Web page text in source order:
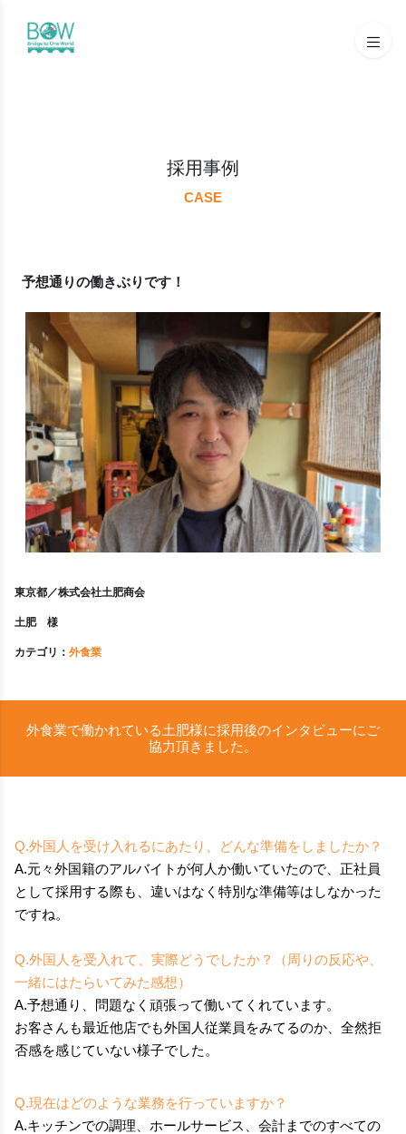
採用事例
CASE
予想通りの働きぶりです！
東京都／株式会社土肥商会
土肥 様
カテゴリ： 外食業
外食業で働かれている土肥様に採用後のインタビューにご
協力頂きました。
Q.外国人を受け入れるにあたり、どんな準備をしましたか？
A.元々外国籍のアルバイトが何人か働いていたので、正社員
として採用する際も、違いはなく特別な準備等はしなかった
ですね。
Q.外国人を受入れて、実際どうでしたか？（周りの反応や、
一緒にはたらいてみた感想）
A.予想通り、問題なく頑張って働いてくれています。
お客さんも最近他店でも外国人従業員をみてるのか、全然拒
否感を感じていない様子でした。
Q.現在はどのような業務を行っていますか？
A.キッチンでの調理、ホールサービス、会計までのすべての